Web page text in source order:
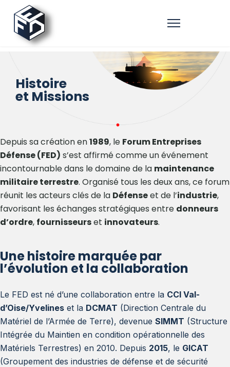
Histoire
et Missions
Depuis sa création en1989, le Forum Entreprises
Défense (FED) s’est affirmé comme un événement
incontournable dans le domaine de la maintenance
militaire terrestre. Organisé tous les deux ans, ce forum
réunit les acteurs clés de la Défenseet de l’industrie,
favorisant les échanges stratégiques entre donneurs
d’ordre, fournisseurset innovateurs.
Une histoire marquée par
l’évolution et la collaboration
Le FED est né d’une collaboration entre la CCI Val-
d’Oise/Yvelines et la DCMAT (Direction Centrale du
Matériel de l’Armée de Terre), devenue SIMMT (Structure
Intégrée du Maintien en condition opérationnelle des
Matériels Terrestres) en 2010. Depuis 2015, le GICAT
(Groupement des industries de défense et de sécurité